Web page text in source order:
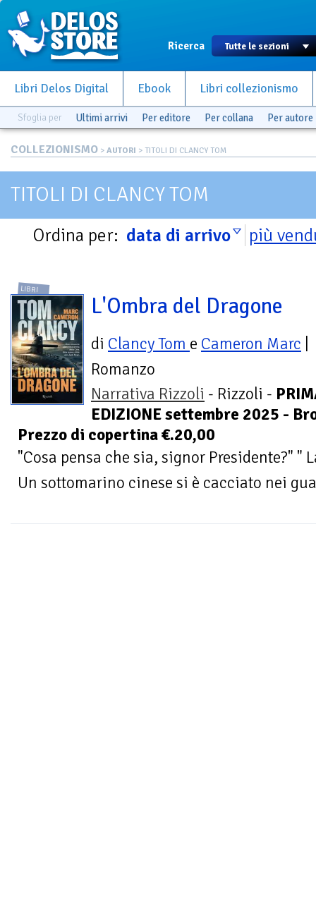
Ricerca
Libri Delos Digital Ebook Libri collezionismo
Sfoglia per Ultimi arrivi Per editore Per collana Per autore
COLLEZIONISMO > AUTORI > TITOLI DI CLANCY TOM
TITOLI DI CLANCY TOM
Ordina per: data di arrivo più
LIBRI
L'Ombra del Dragone
di Clancy Tom e Cameron Marc
Romanzo
Narrativa Rizzoli - Rizzoli -
EDIZIONE settembre 2025 -
Prezzo di copertina €.20,00
"Cosa pensa che sia, signor Presidente?" "
Un sottomarino cinese si è cacciato nei